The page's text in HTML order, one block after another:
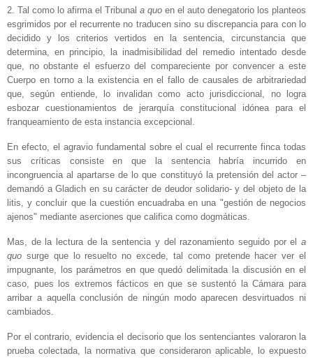
2. Tal como lo afirma el Tribunal a quo en el auto denegatorio los planteos
esgrimidos por el recurrente no traducen sino su discrepancia para con lo
decidido y los criterios vertidos en la sentencia, circunstancia que
determina, en principio, la inadmisibilidad del remedio intentado desde
que, no obstante el esfuerzo del compareciente por convencer a este
Cuerpo en torno a la existencia en el fallo de causales de arbitrariedad
que, según entiende, lo invalidan como acto jurisdiccional, no logra
esbozar cuestionamientos de jerarquía constitucional idónea para el
franqueamiento de esta instancia excepcional.
En efecto, el agravio fundamental sobre el cual el recurrente finca todas
sus críticas consiste en que la sentencia habría incurrido en
incongruencia al apartarse de lo que constituyó la pretensión del actor –
demandó a Gladich en su carácter de deudor solidario- y del objeto de la
litis, y concluir que la cuestión encuadraba en una "gestión de negocios
ajenos" mediante aserciones que califica como dogmáticas.
Mas, de la lectura de la sentencia y del razonamiento seguido por el a
quo surge que lo resuelto no excede, tal como pretende hacer ver el
impugnante, los parámetros en que quedó delimitada la discusión en el
caso, pues los extremos fácticos en que se sustentó la Cámara para
arribar a aquella conclusión de ningún modo aparecen desvirtuados ni
cambiados.
Por el contrario, evidencia el decisorio que los sentenciantes valoraron la
prueba colectada, la normativa que consideraron aplicable, lo expuesto